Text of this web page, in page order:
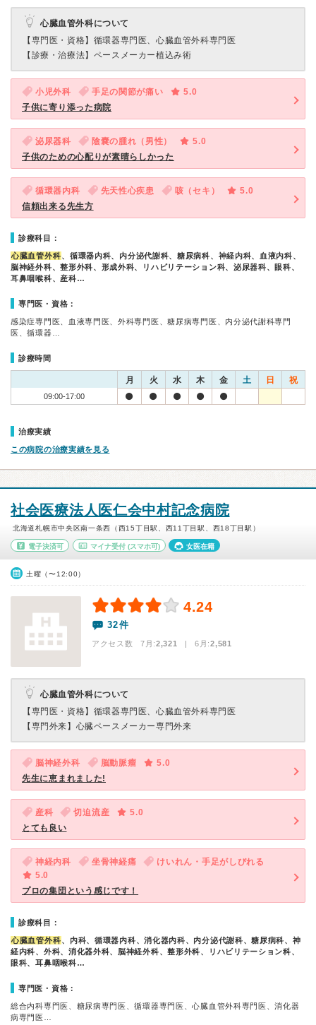
心臓血管外科について
【専門医・資格】 循環器専門医、心臓血管外科専門医
【診療・治療法】 ペースメーカー植込み術
小児外科 手足の関節が痛い
5.0
子供に寄り添った病院
泌尿器科 陰嚢の腫れ（男性）
5.0
子供のための心配りが素晴らしかった
循環器内科 先天性心疾患 咳（セキ）
5.0
信頼出来る先生方
診療科目：
心臓血管外科、循環器内科、内分泌代謝科、糖尿病科、神経内科、血液内科、
脳神経外科、整形外科、形成外科、リハビリテーション科、泌尿器科、眼科、
耳鼻咽喉科、産科…
専門医・資格：
感染症専門医、血液専門医、外科専門医、糖尿病専門医、内分泌代謝科専門
医、循環器…
診療時間
月 火 水 木 金 土 日 祝
09:00-17:00
治療実績
この病院の治療実績を見る
社会医療法人医仁会中村記念病院
北海道札幌市中央区南一条西（西15丁目駅、西11丁目駅、西18丁目駅）
電子決済可 マイナ受付(スマホ可) 女医在籍
土曜（〜12:00）
4.24
32件
アクセス数 7月:2,321 | 6月:2,581
心臓血管外科について
【専門医・資格】 循環器専門医、心臓血管外科専門医
【専門外来】 心臓ペースメーカー専門外来
脳神経外科 脳動脈瘤
5.0
先生に恵まれました!
産科 切迫流産
5.0
とても良い
神経内科 坐骨神経痛
けいれん・手足がしびれる
5.0
プロの集団という感じです！
診療科目：
心臓血管外科、内科、循環器内科、消化器内科、内分泌代謝科、糖尿病科、神
経内科、外科、消化器外科、脳神経外科、整形外科、リハビリテーション科、
眼科、耳鼻咽喉科…
専門医・資格：
総合内科専門医、糖尿病専門医、循環器専門医、心臓血管外科専門医、消化器
病専門医…